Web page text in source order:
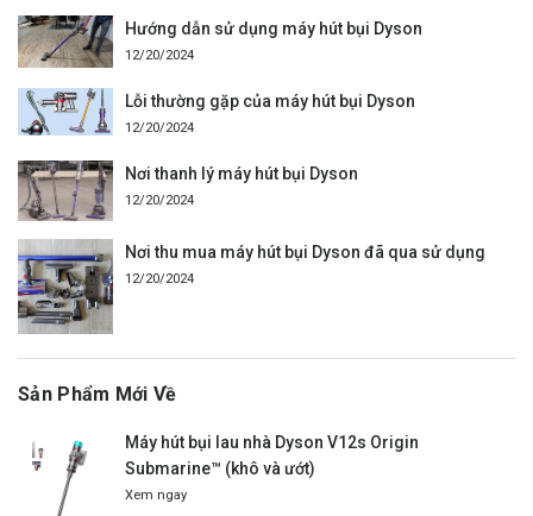
Hướng dẫn sử dụng máy hút bụi Dyson
12/20/2024
Lỗi thường gặp của máy hút bụi Dyson
12/20/2024
Nơi thanh lý máy hút bụi Dyson
12/20/2024
Nơi thu mua máy hút bụi Dyson đã qua sử dụng
12/20/2024
Sản Phẩm Mới Về
Máy hút bụi lau nhà Dyson V12s Origin
Submarine™ (khô và ướt)
Xem ngay